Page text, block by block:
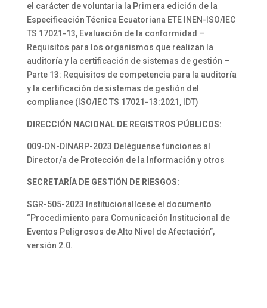
el carácter de voluntaria la Primera edición de la
Especificación Técnica Ecuatoriana ETE INEN-ISO/IEC
TS 17021-13, Evaluación de la conformidad –
Requisitos para los organismos que realizan la
auditoría y la certificación de sistemas de gestión –
Parte 13: Requisitos de competencia para la auditoría
y la certificación de sistemas de gestión del
compliance (ISO/IEC TS 17021-13:2021, IDT)
DIRECCIÓN NACIONAL DE REGISTROS PÚBLICOS:
009-DN-DINARP-2023 Deléguense funciones al
Director/a de Protección de la Información y otros
SECRETARÍA DE GESTIÓN DE RIESGOS:
SGR-505-2023 Institucionalícese el documento
“Procedimiento para Comunicación Institucional de
Eventos Peligrosos de Alto Nivel de Afectación”,
versión 2.0.